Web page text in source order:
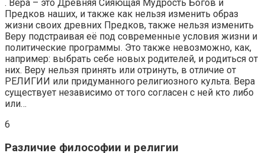
. Вера – это Древняя Сияющая Мудрость Богов и
Предков наших, и также как нельзя изменить образ
жизни своих древних Предков, также нельзя изменить
Веру подстраивая её под современные условия жизни и
политические программы. Это также невозможно, как,
например: выбрать себе новых родителей, и родиться от
них. Веру нельзя принять или отринуть, в отличие от
РЕЛИГИИ или придуманного религиозного культа. Вера
существует независимо от того согласен с ней кто либо
или…
6
Различие философии и религии